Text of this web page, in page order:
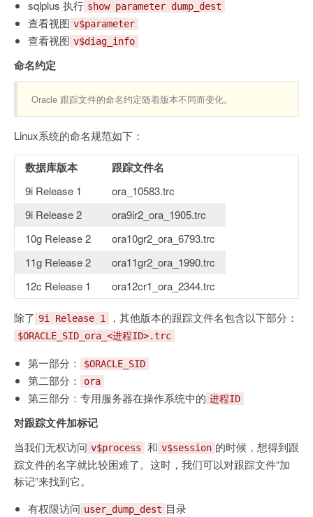
sqlplus 执行 show parameter dump_dest
查看视图 v$parameter
查看视图 v$diag_info
命名约定
Oracle 跟踪文件的命名约定随着版本不同而变化。
Linux系统的命名规范如下：
数据库版本 跟踪文件名
9i Release 1
ora_10583.trc
9i Release 2
ora9ir2_ora_1905.trc
10g Release 2
ora10gr2_ora_6793.trc
11g Release 2
ora11gr2_ora_1990.trc
12c Release 1
ora12cr1_ora_2344.trc
除了 9i Release 1 ，其他版本的跟踪文件名包含以下部分：
$ORACLE_SID_ora_<进程ID>.trc
第一部分： $ORACLE_SID
第二部分： ora
第三部分：专用服务器在操作系统中的 进程ID
对跟踪文件加标记
当我们无权访问 v$process 和 v$session 的时候，想得到跟
踪文件的名字就比较困难了。这时，我们可以对跟踪文件“加
标记”来找到它。
有权限访问 user_dump_dest 目录